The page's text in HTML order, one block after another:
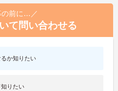
の前に…／
て問い合わせる
か知りたい
りたい